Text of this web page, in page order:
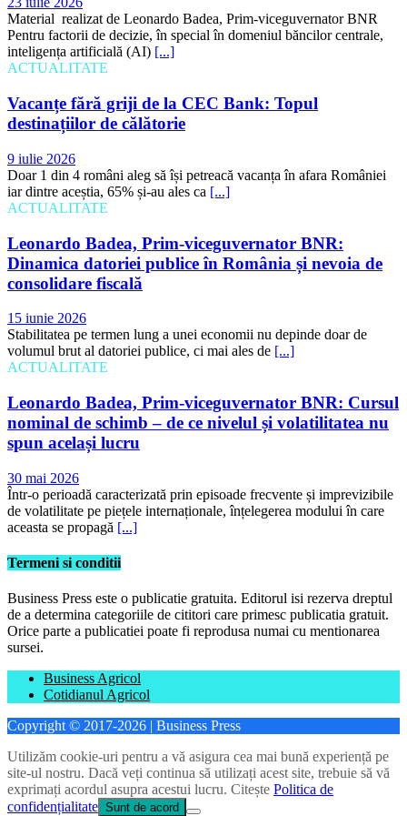
Material realizat de Leonardo Badea, Prim-viceguvernator BNR
Pentru factorii de decizie, în special în domeniul băncilor centrale,
inteligența artificială (AI) [...]
ACTUALITATE
Vacanțe fără griji de la CEC Bank: Topul
destinațiilor de călătorie
9 iulie 2026
Doar 1 din 4 români aleg să își petreacă vacanța în afara României
iar dintre aceștia, 65% și-au ales ca [...]
ACTUALITATE
Leonardo Badea, Prim-viceguvernator BNR:
Dinamica datoriei publice în România și nevoia de
consolidare fiscală
15 iunie 2026
Stabilitatea pe termen lung a unei economii nu depinde doar de
volumul brut al datoriei publice, ci mai ales de [...]
ACTUALITATE
Leonardo Badea, Prim-viceguvernator BNR: Cursul
nominal de schimb – de ce nivelul și volatilitatea nu
spun același lucru
30 mai 2026
Într-o perioadă caracterizată prin episoade frecvente și imprevizibile
de volatilitate pe piețele internaționale, înțelegerea modului în care
aceasta se propagă [...]
Termeni si conditii
Business Press este o publicatie gratuita. Editorul isi rezerva dreptul
de a determina categoriile de cititori care primesc publicatia gratuit.
Orice parte a publicatiei poate fi reprodusa numai cu mentionarea
sursei.
Business Agricol
Cotidianul Agricol
Copyright © 2017-2026 | Business Press
Utilizăm cookie-uri pentru a vă asigura cea mai bună experiență pe
site-ul nostru. Dacă veți continua să utilizați acest site, trebuie să vă
exprimați acordul asupra acestui lucru. Citește Politica de
confidențialitate Sunt de acord